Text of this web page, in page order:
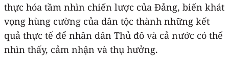
thực hóa tầm nhìn chiến lược của Đảng, biến khát
vọng hùng cường của dân tộc thành những kết
quả thực tế để nhân dân Thủ đô và cả nước có thể
nhìn thấy, cảm nhận và thụ hưởng.